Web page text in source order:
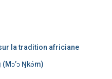
la tradition africiane
Ŋkǝ́m)